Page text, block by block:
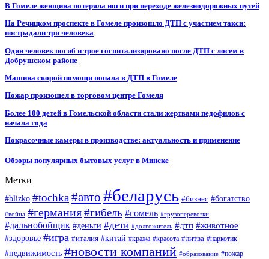
В Гомеле женщина потеряла ноги при переходе железнодорожных путей
На Речицком проспекте в Гомеле произошло ДТП с участием такси:
пострадали три человека
Один человек погиб и трое госпитализировано после ДТП с лосем в
Добрушском районе
Машина скорой помощи попала в ДТП в Гомеле
Пожар произошел в торговом центре Гомеля
Более 100 детей в Гомельской области стали жертвами педофилов с
начала года
Покрасочные камеры в производстве: актуальность и применение
Обзоры популярных бытовых услуг в Минске
Метки
#blizko #tochka#авто #беларусь #бизнес #богатство
#война #германия#гибель #гомель #грузоперевозки
#дальнобойщик #деньги #дети #долгожитель #дтп #животное
#здоровье #игра #италия #китай #кража #красота #литва #наркотик
#недвижимость #новости компаний #образование #пожар